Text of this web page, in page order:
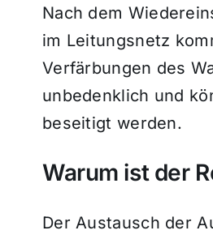
Nach dem
im Leitungsnetz
Verfärbungen des
unbedenklich und
beseitigt werden.
Warum ist der
Der Austausch der